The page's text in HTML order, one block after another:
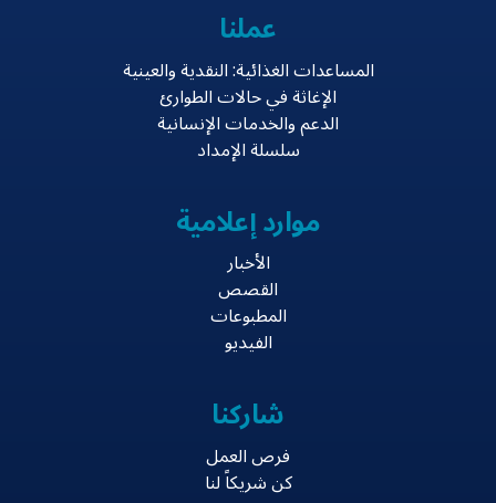
عملنا
المساعدات الغذائية: النقدية والعينية
الإغاثة في حالات الطوارئ
الدعم والخدمات الإنسانية
سلسلة الإمداد
موارد إعلامية
الأخبار
القصص
المطبوعات
الفيديو
شاركنا
فرص العمل
كن شريكاً لنا